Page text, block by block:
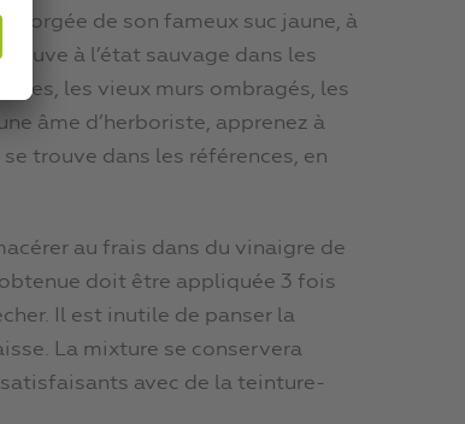
gorgée de son fameux suc jaune, à
à l’état sauvage dans les
les vieux murs ombragés, les
âme d’herboriste, apprenez à
se trouve dans les références, en
au frais dans du vinaigre de
doit être appliquée 3 fois
Il est inutile de panser la
La mixture se conservera
avec de la teinture-